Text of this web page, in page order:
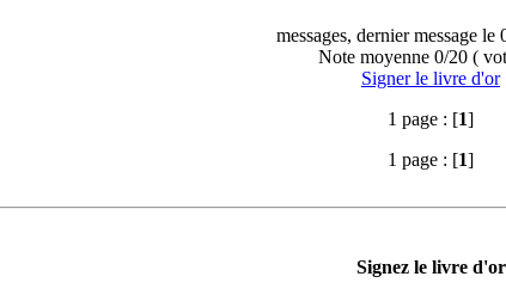
messages, dernier message le
Note moyenne 0/20 (
Signer le livre d'or
1 page : [1]
1 page : [1]
Signez le livre d'or